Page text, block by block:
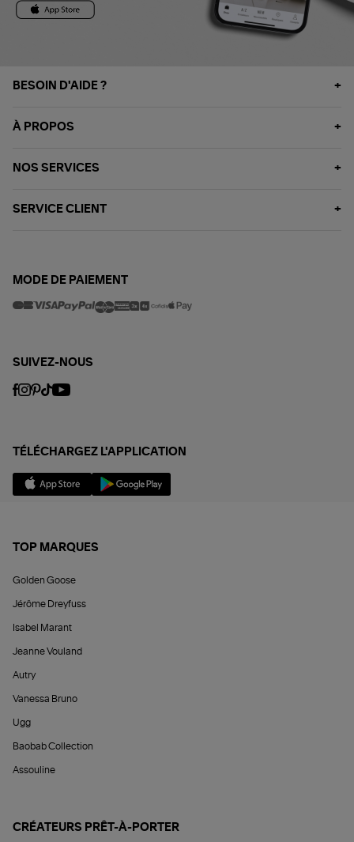
BESOIN D'AIDE ?
À PROPOS
NOS SERVICES
SERVICE CLIENT
MODE DE PAIEMENT
SUIVEZ-NOUS
TÉLÉCHARGEZ L'APPLICATION
TOP MARQUES
Golden Goose
Jérôme Dreyfuss
Isabel Marant
Jeanne Vouland
Autry
Vanessa Bruno
Ugg
Baobab Collection
Assouline
CRÉATEURS PRÊT-À-PORTER